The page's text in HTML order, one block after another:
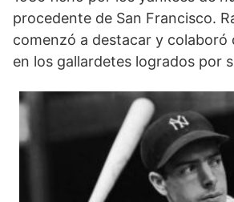
procedente de San Francisco.
comenzó a destacar y colaboró
en los gallardetes logrados por